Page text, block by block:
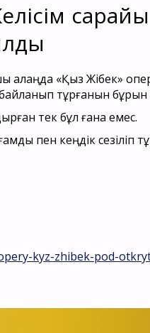
тұрғанын
тек бұл ғана емес.
пен кеңдік сезіліп
kyz-zhibek-pod-